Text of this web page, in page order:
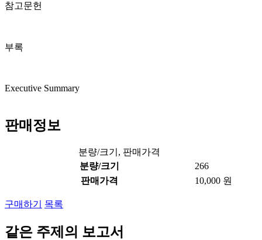
참고문헌
부록
Executive Summary
판매정보
분량/크기, 판매가격
분량/크기
266
판매가격
10,000 원
구매하기 목록
같은 주제의 보고서